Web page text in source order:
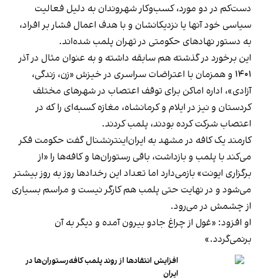
دست‌کم در دو مورد، کسب‌وکار شهروندان به دلیل فعالیت
سیاسی خود آنها یا نزدیکانشان و با هدف اعمال فشار بر افراد،
به دستور نهادهای حکومتی در تهران پلمب شده‌اند.
این برخورد در گذشته هم سابقه داشته و به عنوان مثال در آذر
۱۴۰۱ و همزمان با اعتراضات سراسری در خیزش «زن، زندگی،
آزادی»، اداره اماکن برای توقف اعتصاب در شهرهای مختلف
کردستان و نیز در ایلام و کرمانشاه، مغازه کسبه‌ای را که در
اعتصاب شرکت کرده بودند، پلمب کردند.
کارمند یک کافه در مشهد به ایران‌اینترنشنال گفت حکومت فکر
می‌کند با پلمب و بازداشت، باقی رستوران‌ها و کافه‌ها را «از
برگزاری ایونت» بازمی‌دارد اما تعداد این رخدادها روز به روز بیشتر
می‌شود و در نهایت حتی پلمب هم کارگر نیست و مراسم بسیاری
از چشمش در می‌رود.
او افزود: «غول از چراغ جادو بیرون آمده و دیگر به آن
برنمی‎‌گردد.»
افزایش انتقادها از روند پلمب کافه‌رستوران‌ها در
ایران